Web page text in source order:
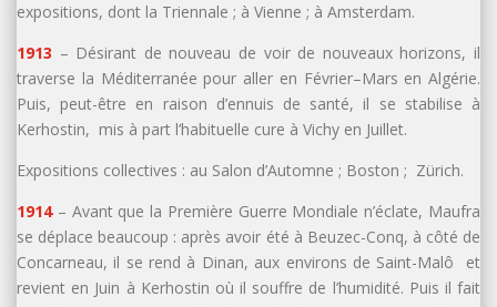
expositions, dont la Triennale ; à Vienne ; à Amsterdam.
1913 – Désirant de nouveau de voir de nouveaux horizons, il
traverse la Méditerranée pour aller en Février–Mars en Algérie.
Puis, peut-être en raison d’ennuis de santé, il se stabilise à
Kerhostin, mis à part l’habituelle cure à Vichy en Juillet.
Expositions collectives : au Salon d’Automne ; Boston ; Zürich.
1914– Avant que la Première Guerre Mondiale n’éclate, Maufra
se déplace beaucoup : après avoir été à Beuzec-Conq, à côté de
Concarneau, il se rend à Dinan, aux environs de Saint-Malô et
revient en Juin à Kerhostin où il souffre de l’humidité. Puis il fait